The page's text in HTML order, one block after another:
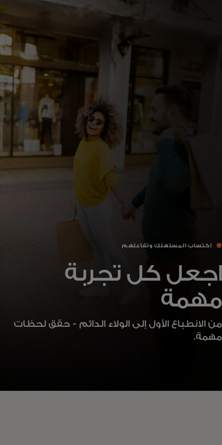
الأخبار و التوجهات
اكتساب المستهلك وتفاعلهم
اجعل كل تجربة
مهمة
من الانطباع الأول إلى الولاء الدائم - حقق لحظات
مهمة.